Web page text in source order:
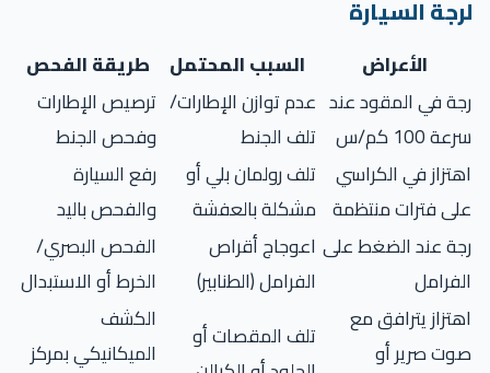
السيارة
الأعراض السبب المحتمل طريقة الفحص
في المقود عند
100 كم/س
عدم توازن الإطارات/
تلف الجنط
ترصيص الإطارات
وفحص الجنط
في الكراسي
فترات منتظمة
تلف رولمان بلي أو
مشكلة بالعفشة
رفع السيارة
والفحص باليد
عند الضغط علىاعوجاج أقراص
الفرامل (الطنابير)
الفحص البصري/
الخرط أو الاستبدال
يترافق مع
صرير أو
تلف المقصات أو
الكشف
الميكانيكي بمركز